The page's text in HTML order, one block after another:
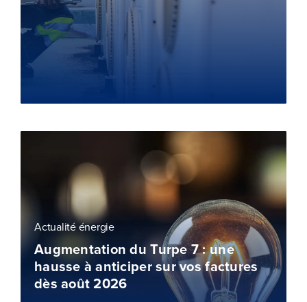
Actualité énergie
Augmentation du Turpe 7 : une
hausse à anticiper sur vos factures
dès août 2026